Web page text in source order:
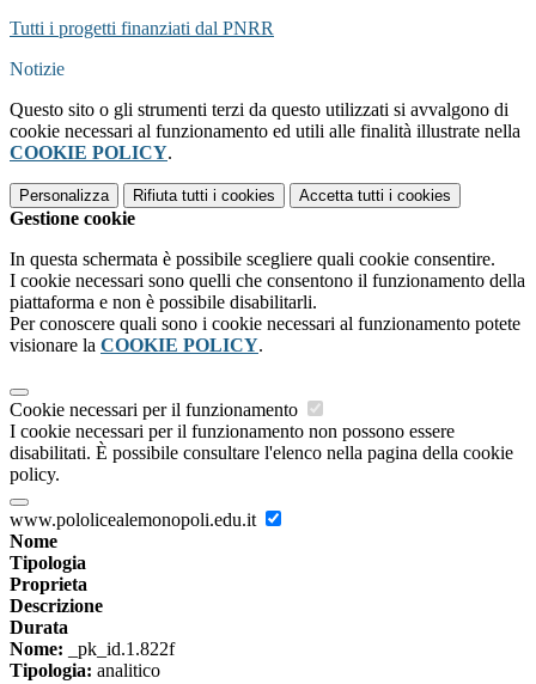
Tutti i progetti finanziati dal PNRR
Notizie
Questo sito o gli strumenti terzi da questo utilizzati si avvalgono di
cookie necessari al funzionamento ed utili alle finalità illustrate nella
COOKIE POLICY.
Personalizza Rifiuta tutti i cookies Accetta tutti i cookies
Gestione cookie
In questa schermata è possibile scegliere quali cookie consentire.
I cookie necessari sono quelli che consentono il funzionamento della
piattaforma e non è possibile disabilitarli.
Per conoscere quali sono i cookie necessari al funzionamento potete
visionare la COOKIE POLICY.
Cookie necessari per il funzionamento
I cookie necessari per il funzionamento non possono essere
disabilitati. È possibile consultare l'elenco nella pagina della cookie
policy.
www.pololicealemonopoli.edu.it
Nome
Tipologia
Proprieta
Descrizione
Durata
Nome: _pk_id.1.822f
Tipologia: analitico